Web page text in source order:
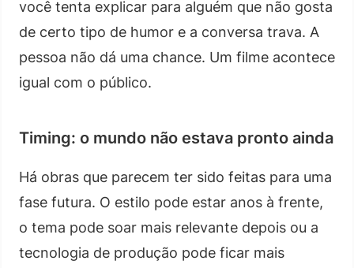
você tenta explicar para alguém que não gosta
de certo tipo de humor e a conversa trava. A
pessoa não dá uma chance. Um filme acontece
igual com o público.
Timing: o mundo não estava pronto ainda
Há obras que parecem ter sido feitas para uma
fase futura. O estilo pode estar anos à frente,
o tema pode soar mais relevante depois ou a
tecnologia de produção pode ficar mais